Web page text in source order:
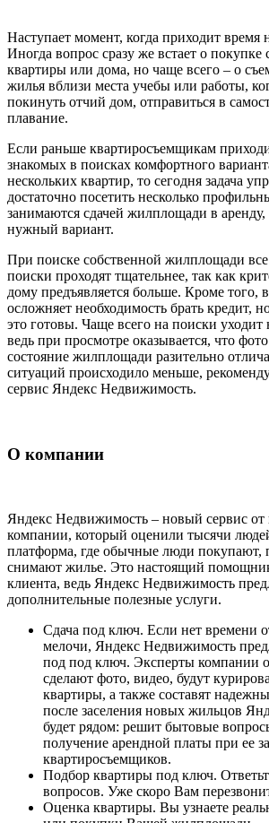
Наступает момент, когда приходит время
Иногда вопрос сразу же встает о покупке
квартиры или дома, но чаще всего – о
жилья вблизи места учебы или работы,
покинуть отчий дом, отправиться в
плавание.
Если раньше квартиросъемщикам
знакомых в поисках комфортного
нескольких квартир, то сегодня задача
достаточно посетить несколько
занимаются сдачей жилплощади в аренду,
нужный вариант.
При поиске собственной жилплощади
поиски проходят тщательнее, так как
дому предъявляется больше. Кроме того,
осложняет необходимость брать кредит,
это готовы. Чаще всего на поиски уходит
ведь при просмотре оказывается, что
состояние жилплощади разительно
ситуаций происходило меньше,
сервис Яндекс Недвижимость.
О компании
Яндекс Недвижимость – новый сервис от
компании, который оценили тысячи
платформа, где обычные люди покупают,
снимают жилье. Это настоящий
клиента, ведь Яндекс Недвижимость
дополнительные полезные услуги.
Сдача под ключ. Если нет времени
мелочи, Яндекс Недвижимость
под под ключ. Эксперты компании
сделают фото, видео, будут
квартиры, а также составят
после заселения новых жильцов
будет рядом: решит бытовые
получение арендной платы при ее
квартиросъемщиков.
Подбор квартиры под ключ.
вопросов. Уже скоро Вам
Оценка квартиры. Вы узнаете